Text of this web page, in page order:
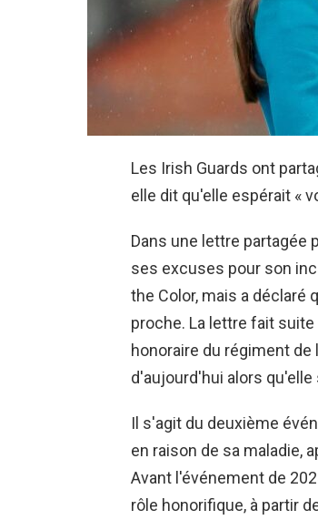
Les Irish Guards ont
elle dit qu'elle espérait «
Dans une lettre partagée
ses excuses pour son
the Color, mais a déclaré
proche. La lettre fait
honoraire du régiment de
d'aujourd'hui alors
Il s'agit du deuxième
en raison de sa maladie,
Avant l'événement de
rôle honorifique, à partir